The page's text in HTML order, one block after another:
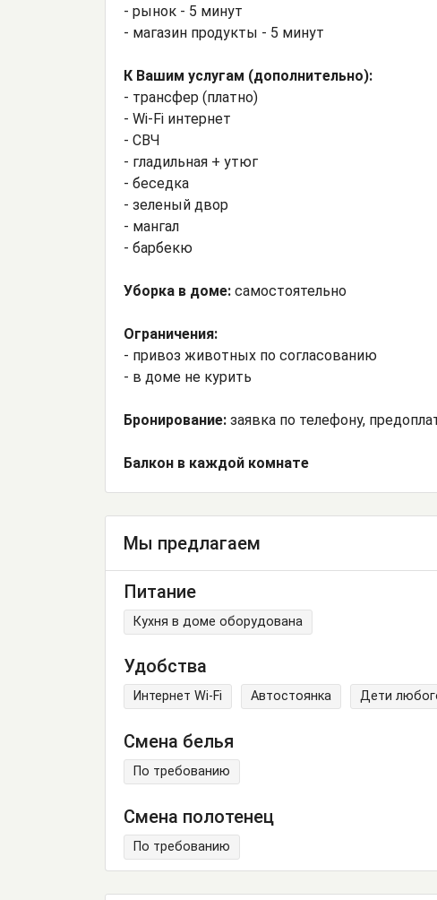
- рынок - 5 минут
- магазин продукты - 5 минут
К Вашим услугам (дополнительно):
- трансфер (платно)
- Wi-Fi интернет
- СВЧ
- гладильная + утюг
- беседка
- зеленый двор
- мангал
- барбекю
Уборка в доме: самостоятельно
Ограничения:
- привоз животных по согласованию
- в доме не курить
Бронирование: заявка по телефону,
Балкон в каждой комнате
Мы предлагаем
Питание
Кухня в доме оборудована
Удобства
Интернет Wi-Fi Автостоянка Дети
Смена белья
По требованию
Смена полотенец
По требованию